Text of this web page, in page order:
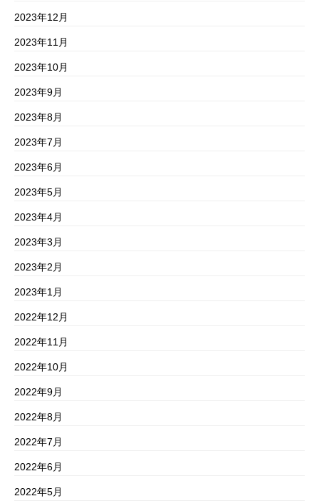
2023年12月
2023年11月
2023年10月
2023年9月
2023年8月
2023年7月
2023年6月
2023年5月
2023年4月
2023年3月
2023年2月
2023年1月
2022年12月
2022年11月
2022年10月
2022年9月
2022年8月
2022年7月
2022年6月
2022年5月